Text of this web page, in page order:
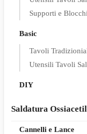
Supporti e
Basic
Tavoli
Utensili Tavoli
DIY
Saldatura
Cannelli e Lance